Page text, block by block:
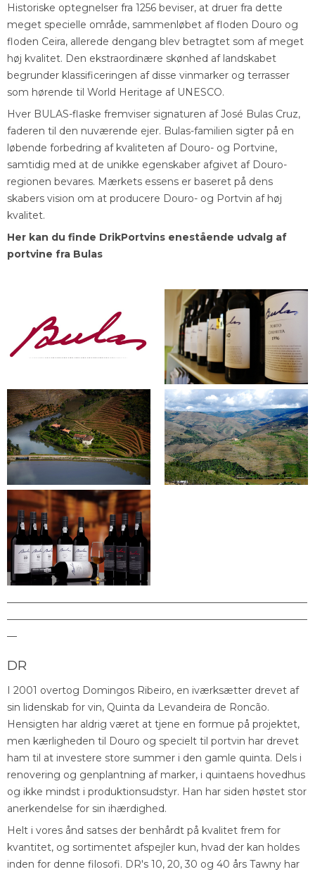
Historiske optegnelser fra 1256 beviser, at druer fra dette
meget specielle område, sammenløbet af floden Douro og
floden Ceira, allerede dengang blev betragtet som af meget
høj kvalitet. Den ekstraordinære skønhed af landskabet
begrunder klassificeringen af disse vinmarker og terrasser
som hørende til World Heritage af UNESCO.
Hver BULAS-flaske fremviser signaturen af José Bulas Cruz,
faderen til den nuværende ejer. Bulas-familien sigter på en
løbende forbedring af kvaliteten af Douro- og Portvine,
samtidig med at de unikke egenskaber afgivet af Douro-
regionen bevares. Mærkets essens er baseret på dens
skabers vision om at producere Douro- og Portvin af høj
kvalitet.
Her kan du finde DrikPortvins enestående udvalg af
portvine fra Bulas
DR
I 2001 overtog Domingos Ribeiro, en iværksætter drevet af
sin lidenskab for vin, Quinta da Levandeira de Roncão.
Hensigten har aldrig været at tjene en formue på projektet,
men kærligheden til Douro og specielt til portvin har drevet
ham til at investere store summer i den gamle quinta. Dels i
renovering og genplantning af marker, i quintaens hovedhus
og ikke mindst i produktionsudstyr. Han har siden høstet stor
anerkendelse for sin ihærdighed.
Helt i vores ånd satses der benhårdt på kvalitet frem for
kvantitet, og sortimentet afspejler kun, hvad der kan holdes
inden for denne filosofi. DR's 10, 20, 30 og 40 års Tawny har